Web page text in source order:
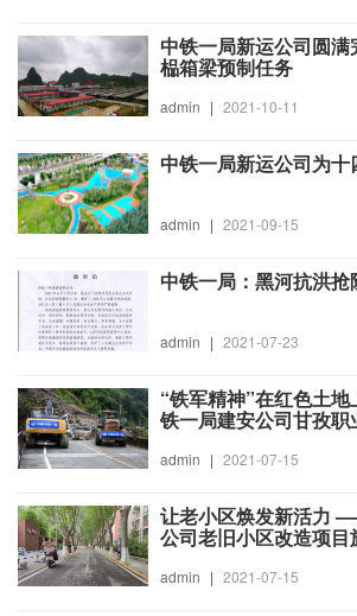
中铁一局新运公司圆
榀箱梁预制任务
admin | 2021-10-11
中铁一局新运公司为
admin | 2021-09-15
中铁一局：黑河抗洪抢
admin | 2021-07-23
“铁军精神”在红色土
铁一局建安公司甘孜
admin | 2021-07-15
让老小区焕发新活力
公司老旧小区改造项目
admin | 2021-07-15